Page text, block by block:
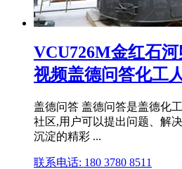
VCU726M金红石
视频盖德问答化工
盖德问答 盖德问答是盖德化
社区,用户可以提出问题、解
沉淀的精彩 ...
联系电话: 180 3780 8511